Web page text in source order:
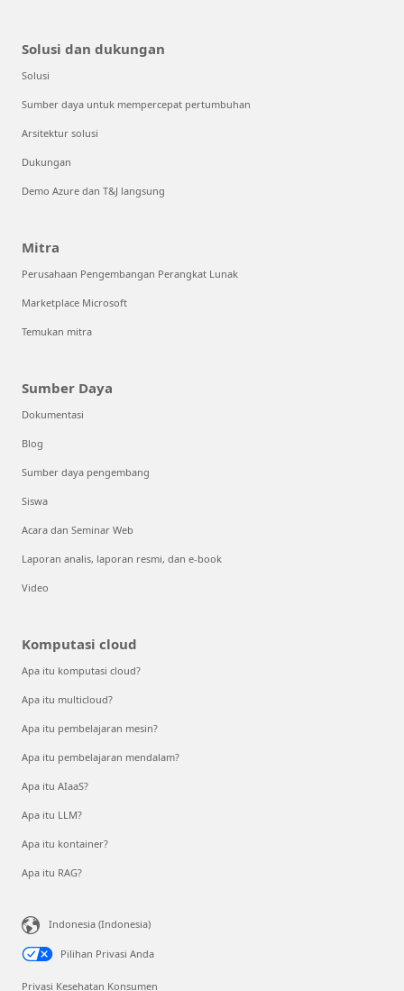
Solusi dan dukungan
Solusi
Sumber daya untuk mempercepat pertumbuhan
Arsitektur solusi
Dukungan
Demo Azure dan T&J langsung
Mitra
Perusahaan Pengembangan Perangkat Lunak
Marketplace Microsoft
Temukan mitra
Sumber Daya
Dokumentasi
Blog
Sumber daya pengembang
Siswa
Acara dan Seminar Web
Laporan analis, laporan resmi, dan e-book
Video
Komputasi cloud
Apa itu komputasi cloud?
Apa itu multicloud?
Apa itu pembelajaran mesin?
Apa itu pembelajaran mendalam?
Apa itu AIaaS?
Apa itu LLM?
Apa itu kontainer?
Apa itu RAG?
Indonesia (Indonesia)
Pilihan Privasi Anda
Privasi Kesehatan Konsumen